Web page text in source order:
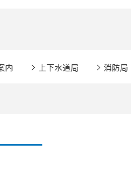
内 上下水道局 消防局